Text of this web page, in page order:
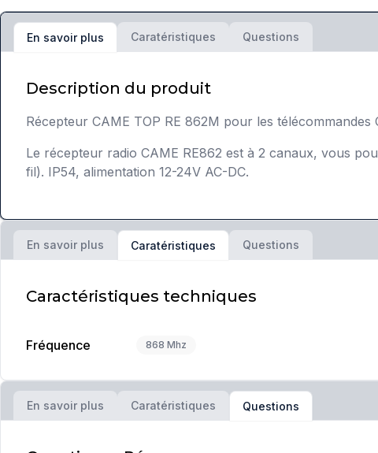
En savoir plus Caratéristiques Questions
Description du produit
Récepteur CAME TOP RE 862M pour les
Le récepteur radio CAME RE862 est à 2 canaux, vous
fil). IP54, alimentation 12-24V AC-DC.
En savoir plus Caratéristiques Questions
Caractéristiques techniques
Fréquence 868 Mhz
En savoir plus Caratéristiques Questions